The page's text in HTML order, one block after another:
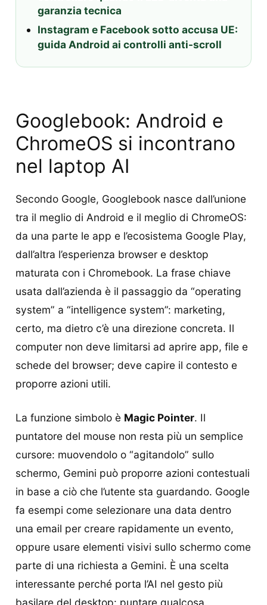
garanzia tecnica
Instagram e Facebook sotto accusa UE:
guida Android ai controlli anti-scroll
Googlebook: Android e
ChromeOS si incontrano
nel laptop AI
Secondo Google, Googlebook nasce dall’unione
tra il meglio di Android e il meglio di ChromeOS:
da una parte le app e l’ecosistema Google Play,
dall’altra l’esperienza browser e desktop
maturata con i Chromebook. La frase chiave
usata dall’azienda è il passaggio da “operating
system” a “intelligence system”: marketing,
certo, ma dietro c’è una direzione concreta. Il
computer non deve limitarsi ad aprire app, file e
schede del browser; deve capire il contesto e
proporre azioni utili.
La funzione simbolo è Magic Pointer. Il
puntatore del mouse non resta più un semplice
cursore: muovendolo o “agitandolo” sullo
schermo, Gemini può proporre azioni contestuali
in base a ciò che l’utente sta guardando. Google
fa esempi come selezionare una data dentro
una email per creare rapidamente un evento,
oppure usare elementi visivi sullo schermo come
parte di una richiesta a Gemini. È una scelta
interessante perché porta l’AI nel gesto più
basilare del desktop: puntare qualcosa.